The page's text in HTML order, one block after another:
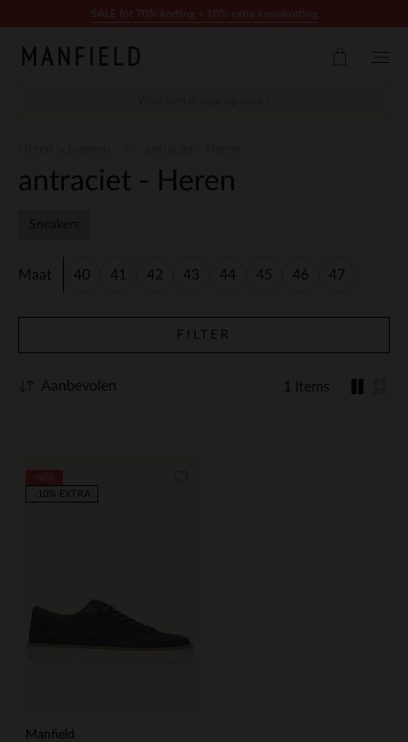
antraciet - Heren
Sneakers
Maat 40 41 42 43 44 45 46 47
FILTER
1 Items
Aanbevolen
Manfield
-10% EXTRA